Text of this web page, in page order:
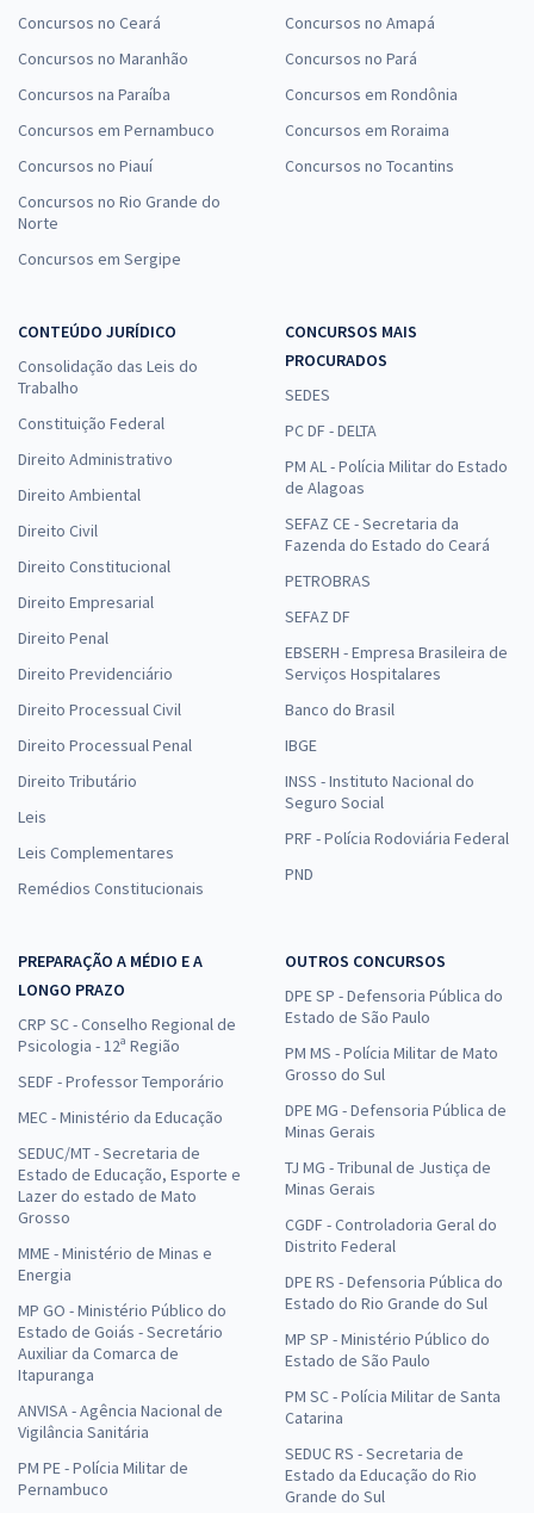
Concursos no Ceará
Concursos no Maranhão
Concursos na Paraíba
Concursos em Pernambuco
Concursos no Piauí
Concursos no Rio Grande do
Norte
Concursos em Sergipe
Concursos no Amapá
Concursos no Pará
Concursos em Rondônia
Concursos em Roraima
Concursos no Tocantins
CONTEÚDO JURÍDICO
Consolidação das Leis do
Trabalho
Constituição Federal
Direito Administrativo
Direito Ambiental
Direito Civil
Direito Constitucional
Direito Empresarial
Direito Penal
Direito Previdenciário
Direito Processual Civil
Direito Processual Penal
Direito Tributário
Leis
Leis Complementares
Remédios Constitucionais
CONCURSOS MAIS
PROCURADOS
SEDES
PC DF - DELTA
PM AL - Polícia Militar do Estado
de Alagoas
SEFAZ CE - Secretaria da
Fazenda do Estado do Ceará
PETROBRAS
SEFAZ DF
EBSERH - Empresa Brasileira de
Serviços Hospitalares
Banco do Brasil
IBGE
INSS - Instituto Nacional do
Seguro Social
PRF - Polícia Rodoviária Federal
PND
PREPARAÇÃO A MÉDIO E A
LONGO PRAZO
CRP SC - Conselho Regional de
Psicologia - 12ª Região
SEDF - Professor Temporário
MEC - Ministério da Educação
SEDUC/MT - Secretaria de
Estado de Educação, Esporte e
Lazer do estado de Mato
Grosso
MME - Ministério de Minas e
Energia
MP GO - Ministério Público do
Estado de Goiás - Secretário
Auxiliar da Comarca de
Itapuranga
ANVISA - Agência Nacional de
Vigilância Sanitária
PM PE - Polícia Militar de
Pernambuco
OUTROS CONCURSOS
DPE SP - Defensoria Pública do
Estado de São Paulo
PM MS - Polícia Militar de Mato
Grosso do Sul
DPE MG - Defensoria Pública de
Minas Gerais
TJ MG - Tribunal de Justiça de
Minas Gerais
CGDF - Controladoria Geral do
Distrito Federal
DPE RS - Defensoria Pública do
Estado do Rio Grande do Sul
MP SP - Ministério Público do
Estado de São Paulo
PM SC - Polícia Militar de Santa
Catarina
SEDUC RS - Secretaria de
Estado da Educação do Rio
Grande do Sul